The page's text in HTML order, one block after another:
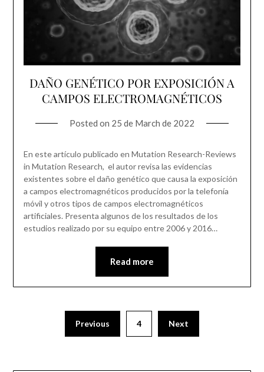
DAÑO GENÉTICO POR EXPOSICIÓN A
CAMPOS ELECTROMAGNÉTICOS
Posted on 25 de March de 2022
En este artículo publicado en Mutation Research-Reviews
in Mutation Research, el autor revisa las evidencias
existentes sobre el daño genético que causa la exposición
a campos electromagnéticos producidos por la telefonía
móvil y otros tipos de campos electromagnéticos
artificiales. Presenta algunos de los resultados de los
estudios realizado por su equipo entre 2006 y 2016…
Read more
Previous 4 Next